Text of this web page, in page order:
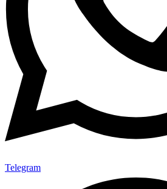
Telegram